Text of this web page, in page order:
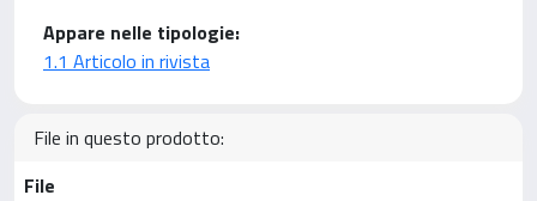
Appare nelle tipologie:
1.1 Articolo in rivista
File in questo prodotto:
File